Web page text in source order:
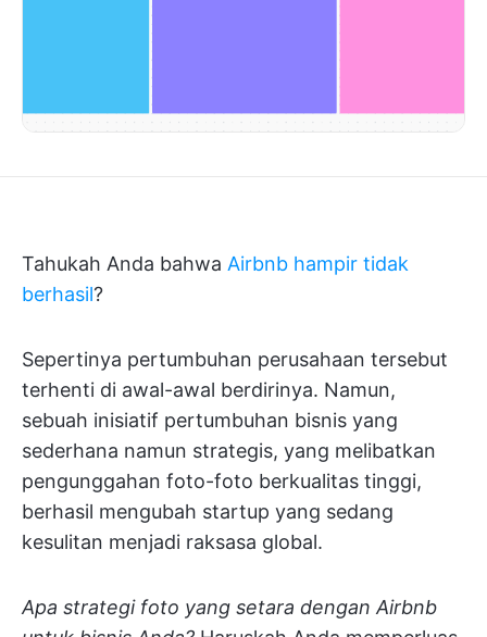
Tahukah Anda bahwa Airbnb hampir tidak
berhasil?
Sepertinya pertumbuhan perusahaan tersebut
terhenti di awal-awal berdirinya. Namun,
sebuah inisiatif pertumbuhan bisnis yang
sederhana namun strategis, yang melibatkan
pengunggahan foto-foto berkualitas tinggi,
berhasil mengubah startup yang sedang
kesulitan menjadi raksasa global.
Apa strategi foto yang setara dengan Airbnb